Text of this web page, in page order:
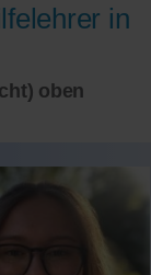
in
oben